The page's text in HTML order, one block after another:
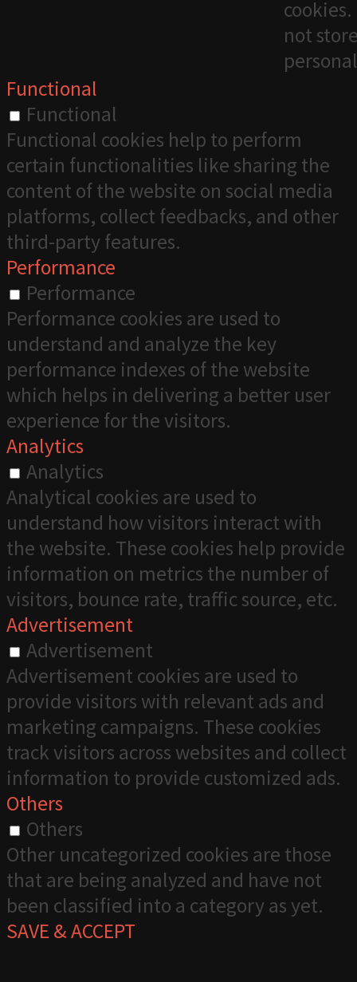
not
Functional
Functional
Functional cookies help to perform
certain functionalities like sharing the
content of the website on social media
platforms, collect feedbacks, and other
third-party features.
Performance
Performance
Performance cookies are used to
understand and analyze the key
performance indexes of the website
which helps in delivering a better user
experience for the visitors.
Analytics
Analytics
Analytical cookies are used to
understand how visitors interact with
the website. These cookies help provide
information on metrics the number of
visitors, bounce rate, traffic source, etc.
Advertisement
Advertisement
Advertisement cookies are used to
provide visitors with relevant ads and
marketing campaigns. These cookies
track visitors across websites and collect
information to provide customized ads.
Others
Others
Other uncategorized cookies are those
that are being analyzed and have not
been classified into a category as yet.
SAVE & ACCEPT